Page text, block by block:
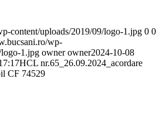
content/uploads/2019/09/logo-1.jpg 0 0
wp-
logo-1.jpg owner owner2024-10-08
HCL nr.65_26.09.2024_acordare
CF 74529